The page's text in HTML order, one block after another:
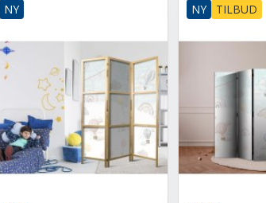
NY NY TILBUD